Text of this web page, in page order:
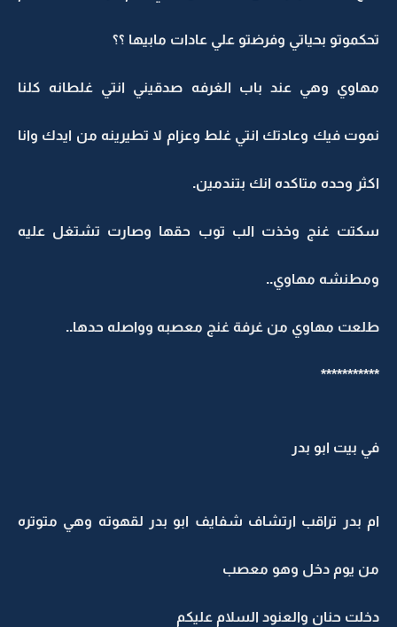
تحكموتو بحياتي وفرضتو علي عادات مابيها ؟؟
مهاوي وهي عند باب الغرفه صدقيني انتي غلطانه كلنا
نموت فيك وعادتك انتي غلط وعزام لا تطيرينه من ايدك وانا
اكثر وحده متاكده انك بتندمين.
سكتت غنج وخذت الب توب حقها وصارت تشتغل عليه
ومطنشه مهاوي..
طلعت مهاوي من غرفة غنج معصبه وواصله حدها..
***********
في بيت ابو بدر
ام بدر تراقب ارتشاف شفايف ابو بدر لقهوته وهي متوتره
من يوم دخل وهو معصب
دخلت حنان والعنود السلام عليكم